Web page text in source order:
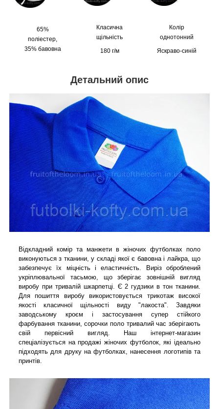
65%
поліестер,
35% бавовна
Класична
щільність
180 г/м
Колір
однотонний
Яскраво-синій
Детальний опис
Відкладний комір та манжети в жіночих футболках поло
виконуються з тканини, у складі якої є бавовна і лайкра, що
забезпечує їх міцність і еластичність. Виріз оброблений
укріплювальної тасьмою, що зберігає зовнішній вигляд
виробу при тривалій шкарпетці. Є 2 гудзики в тон тканини.
Для пошиття виробу використовується трикотаж високої
якості класичної щільності виду "лакоста". Завдяки
заводському кроєм і застосування супер стійкого
фарбування тканини, сорочки поло тривалий час зберігають
свій первісний вигляд. Наш інтернет-магазин
спеціалізується на продажі жіночих футболок, які ідеально
підходять для друку на футболках, нанесення логотипів та
принтів.